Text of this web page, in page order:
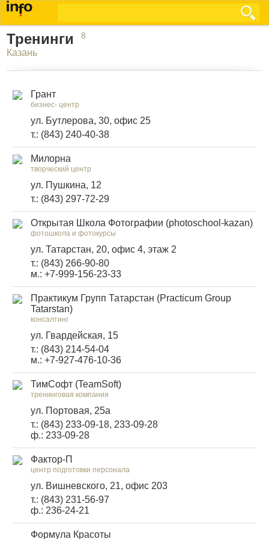
Тренинги 8
Казань
Грант
бизнес- центр
ул. Бутлерова, 30, офис 25
т.: (843) 240-40-38
Милорна
творческий центр
ул. Пушкина, 12
т.: (843) 297-72-29
Открытая Школа Фотографии (photoschool-kazan)
фотошкола и фотокурсы
ул. Татарстан, 20, офис 4, этаж 2
т.: (843) 266-90-80
м.: +7-999-156-23-33
Практикум Групп Татарстан (Practicum Group
Tatarstan)
консалтинг
ул. Гвардейская, 15
т.: (843) 214-54-04
м.: +7-927-476-10-36
ТимСофт (TeamSoft)
тренинговая компания
ул. Портовая, 25а
т.: (843) 233-09-18, 233-09-28
ф.: 233-09-28
Фактор-П
центр подготовки персонала
ул. Вишневского, 21, офис 203
т.: (843) 231-56-97
ф.: 236-24-21
Формула Красоты